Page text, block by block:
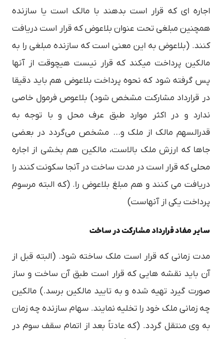
اجاره ای که قرار است بدهند با مالک است یا سازنده
همچنین مبلغی تحت عنوان بلاعوض که قرار است دریافت
کنند. (بلاعوض به این معنی است که سازنده مبلغی را به
مالکین پرداخت میکند که قرار نیست هیچوقت از آنها
پس گرفته شود که نحوه پرداخت بلاعوض هم باید دقیقا
در قرارداد مشارکت مشخص شود) بلاعوص فرمول خاصی
ندارد و در اکثر موارد طبق عرف محل و با توجه به
قدرالسهم مالک از ملک و… مشخص می‌گردد در بعضی
جاها که ارزش ملک بالاست، مالکین هم بخشی از اجاره
محلی که قرار است در مدت ساخت در آنجا سکونت کنند را
دریافت می کنند و هم مبلغ بلاعوض را. (که البته مرسوم
پرداخت یکی از آنهاست)
سایر مفاد قرارداد مشارکت در ساخت
مدت زمانی که قرار است ملک ساخته شود. (البته قبل از
آن باید نقشه هایی که قرار است طبق آن ساخت و ساز
صورت گیرد تهیه شده و به تایید مالکین برسد.) مالکین
چه زمانی ملک خود را تخلیه نمایند. سهام سازنده چه زمان
به وی منتقل گردد. (که عادتاً بعد از اتمام سقف سوم در